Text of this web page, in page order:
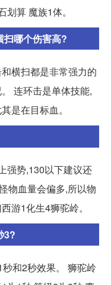
算 魔族1体。
扫哪个伤害高?
横扫都是非常强力的
连环击是单体技能,
是在目标血。
强势,130以下建议还
物血量会偏多,所以物
游1化生4狮驼岭。
3?
和2秒效果。 狮驼岭